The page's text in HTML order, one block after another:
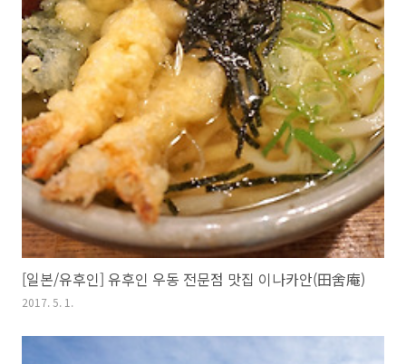
[일본/유후인] 유후인 우동 전문점 맛집 이나카안(田舍庵)
2017. 5. 1.